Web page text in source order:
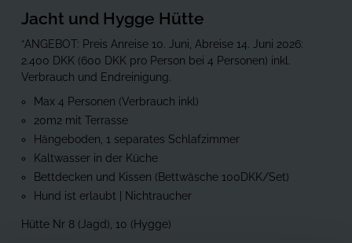
Jacht und Hygge Hütte
*ANGEBOT: Preis Anreise 10. Juni, Abreise 14. Juni 2026:
2.400 DKK (600 DKK pro Person bei 4 Personen) inkl.
Verbrauch und Endreinigung.
Max 4 Personen (Verbrauch inkl)
20m2 mit Terrasse
Hängeboden, 1 separates Schlafzimmer
Kaltwasser in der Küche
Bettdecken und Kissen (Bettwäsche 100DKK/Set)
Hund ist erlaubt | Nichtraucher
Hütte Nr 8 (Jagd), 10 (Hygge)